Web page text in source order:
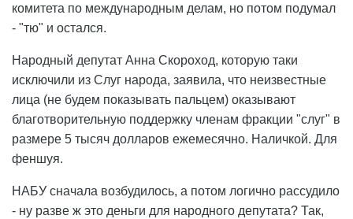
комитета по международным делам, но потом подумал
- "тю" и остался.
Народный депутат Анна Скороход, которую таки
исключили из Слуг народа, заявила, что неизвестные
лица (не будем показывать пальцем) оказывают
благотворительную поддержку членам фракции "слуг" в
размере 5 тысяч долларов ежемесячно. Наличкой. Для
феншуя.
НАБУ сначала возбудилось, а потом логично рассудило
- ну разве ж это деньги для народного депутата? Так,